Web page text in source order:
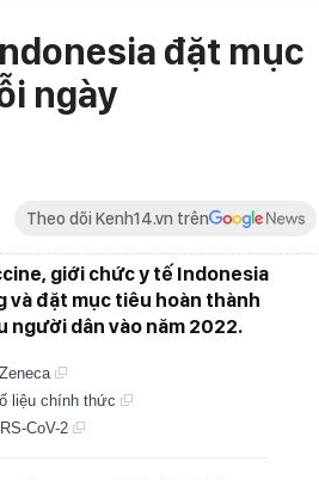
đặt mục
ngày
Theo dõi Kenh14.vn trên
giới chức y tế Indonesia
và đặt mục tiêu hoàn thành
người dân vào năm 2022.
liệu chính thức
CoV-2